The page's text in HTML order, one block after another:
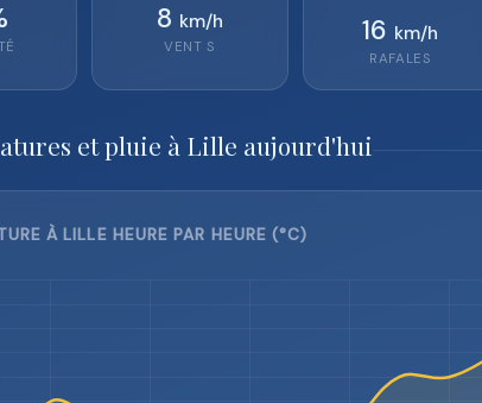
8 km/h
VENT S 16 km/h
RAFALES
et pluie à Lille aujourd'hui
À LILLE HEURE PAR HEURE (°C)